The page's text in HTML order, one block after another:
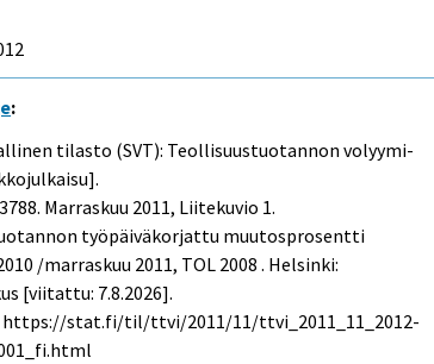
:
tilasto (SVT): Teollisuustuotannon volyymi-
Marraskuu 2011, Liitekuvio 1.
työpäiväkorjattu muutosprosentti
/marraskuu 2011, TOL 2008 . Helsinki:
[viitattu: 7.8.2026].
https://stat.fi/til/ttvi/2011/11/ttvi_2011_11_2012-